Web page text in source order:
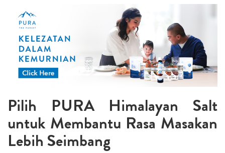
Pilih PURA Himalayan Salt
untuk Membantu Rasa Masakan
Lebih Seimbang